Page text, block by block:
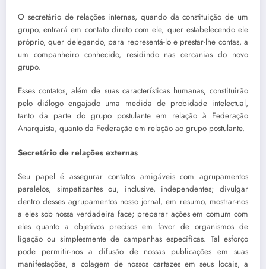
O secretário de relações internas, quando da constituição de um
grupo, entrará em contato direto com ele, quer estabelecendo ele
próprio, quer delegando, para representá-lo e prestar-lhe contas, a
um companheiro conhecido, residindo nas cercanias do novo
grupo.
Esses contatos, além de suas características humanas, constituirão
pelo diálogo engajado uma medida de probidade intelectual,
tanto da parte do grupo postulante em relação à Federação
Anarquista, quanto da Federação em relação ao grupo postulante.
Secretário de relações externas
Seu papel é assegurar contatos amigáveis com agrupamentos
paralelos, simpatizantes ou, inclusive, independentes; divulgar
dentro desses agrupamentos nosso jornal, em resumo, mostrar-nos
a eles sob nossa verdadeira face; preparar ações em comum com
eles quanto a objetivos precisos em favor de organismos de
ligação ou simplesmente de campanhas específicas. Tal esforço
pode permitir-nos a difusão de nossas publicações em suas
manifestações, a colagem de nossos cartazes em seus locais, a